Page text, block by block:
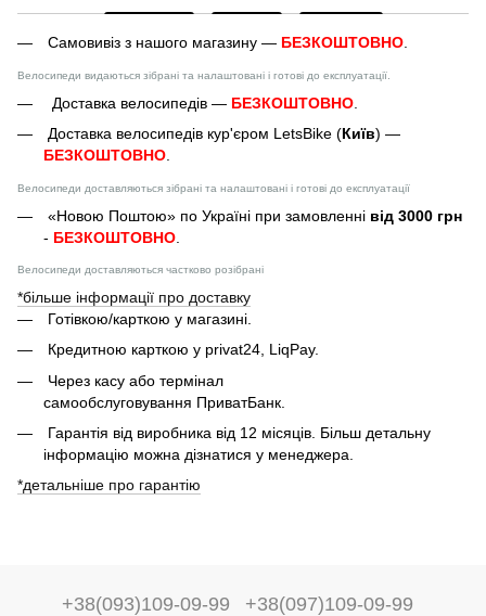
Самовивіз з нашого магазину — БЕЗКОШТОВНО.
Велосипеди видаються зібрані та налаштовані і готові до експлуатації.
Доставка велосипедів — БЕЗКОШТОВНО
Доставка велосипедів кур'єром LetsBike (Київ) —
БЕЗКОШТОВНО
Велосипеди доставляються зібрані та налаштовані і готові до експлуатації
«Новою Поштою» по Україні при замовленні від 3000 грн
- БЕЗКОШТОВНО
Велосипеди доставляються частково розібрані
*більше інформації про доставку
Готівкою/карткою у магазині.
Кредитною карткою у privat24, LiqPay.
Через касу або термінал
самообслуговування ПриватБанк.
Гарантія від виробника від 12 місяців. Більш детальну
інформацію можна дізнатися у менеджера.
*детальніше про гарантію
+38(093)109-09-99 +38(097)109-09-99